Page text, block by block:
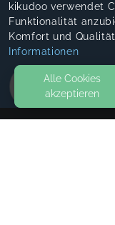
kikudoo verwendet
Funktionalität
Komfort und
Informationen
Alle Cookies
akzeptieren